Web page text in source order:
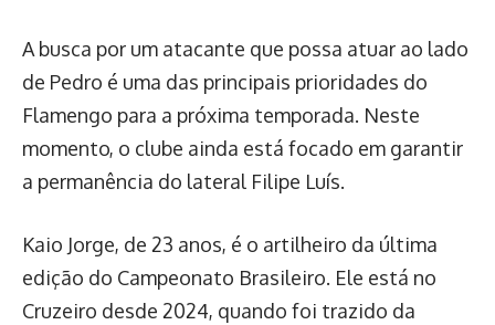
A busca por um atacante que possa atuar ao lado
de Pedro é uma das principais prioridades do
Flamengo para a próxima temporada. Neste
momento, o clube ainda está focado em garantir
a permanência do lateral Filipe Luís.
Kaio Jorge, de 23 anos, é o artilheiro da última
edição do Campeonato Brasileiro. Ele está no
Cruzeiro desde 2024, quando foi trazido da